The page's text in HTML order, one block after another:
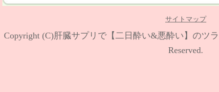
サイトマップ
Copyright (C)肝臓サプリで【二日酔い&悪酔い】のツ
Reserved.